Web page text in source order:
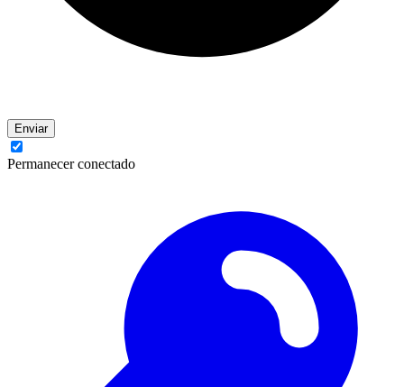
Enviar
Permanecer conectado